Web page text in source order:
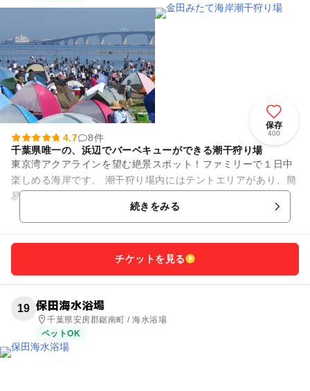
保存
400
4.7
8件
千葉県唯一の、浜辺でバーベキューができる潮干狩り場
東京湾アクアラインを望む絶景スポット！ファミリーで１日中
楽しめる海岸です。 潮干狩り場内にはテントエリアがあり、簡
易テントやレジャーシートを持参すれば休憩スペースを確保す
続きをみる
チケットを見る
19 保田海水浴場
千葉県安房郡鋸南町 / 海水浴場
ペットOK